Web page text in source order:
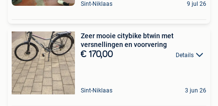
Sint-Niklaas 9 jul 26
Zeer mooie citybike btwin met
versnellingen en voorvering
€ 170,00 Details
Sint-Niklaas 3 jun 26